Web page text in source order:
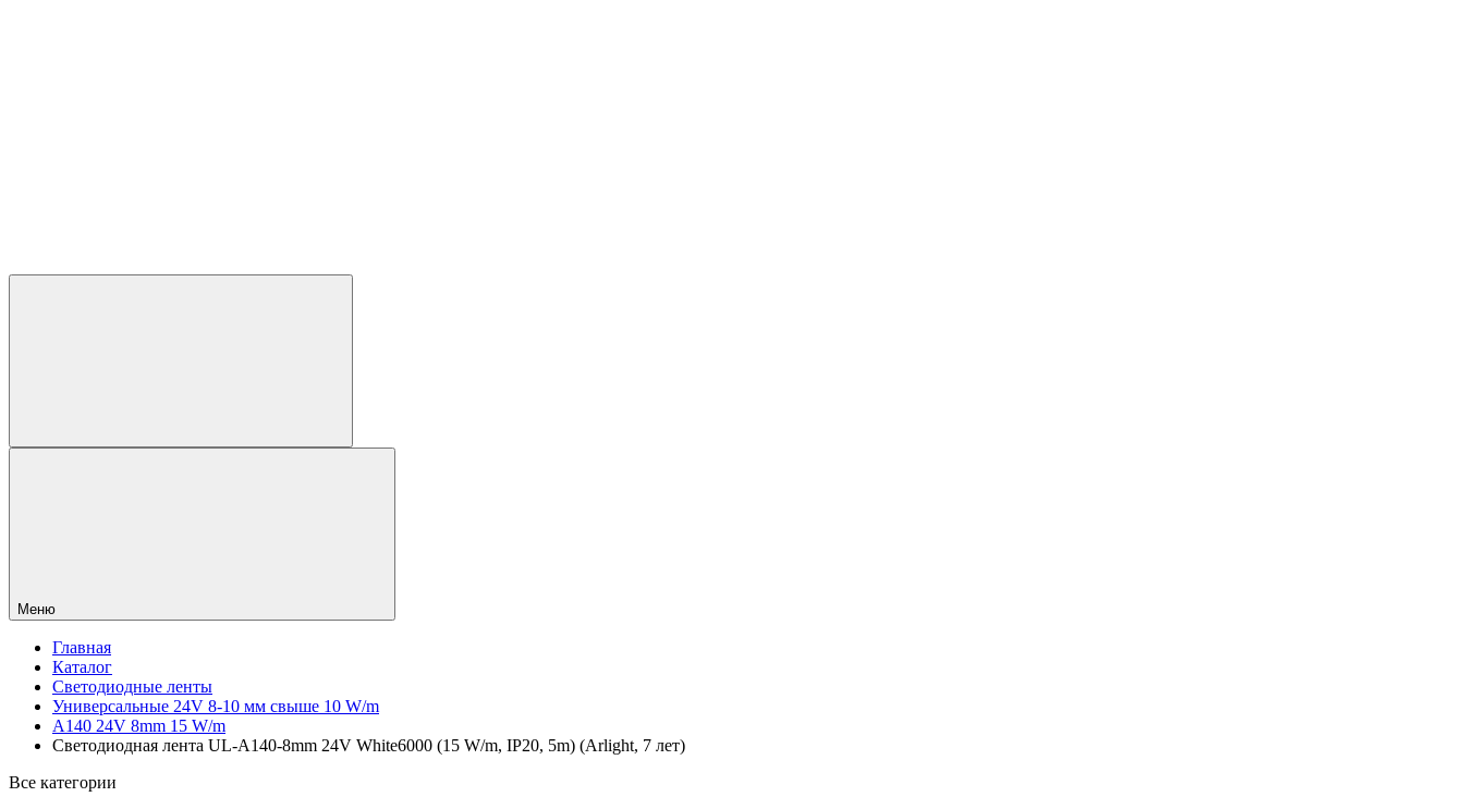
Меню
Главная
Каталог
Светодиодные ленты
Универсальные 24V 8-10 мм свыше 10 W/m
A140 24V 8mm 15 W/m
Светодиодная лента UL-A140-8mm 24V White6000 (15 W/m, IP20, 5m) (Arlight, 7 лет)
Все категории